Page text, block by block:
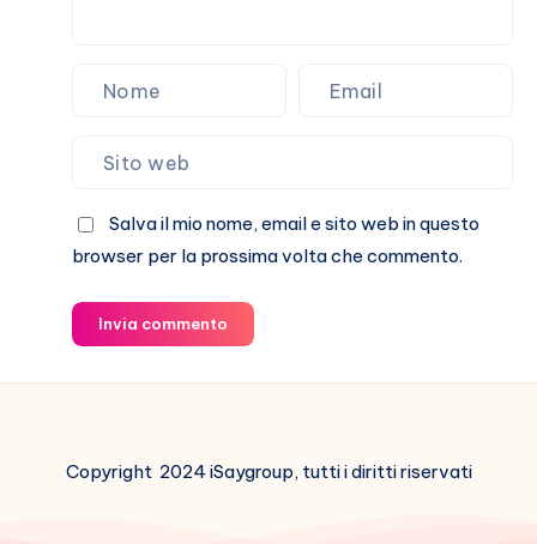
Salva il mio nome, email e sito web in questo
browser per la prossima volta che commento.
Invia commento
Copyright 2024 iSaygroup, tutti i diritti riservati